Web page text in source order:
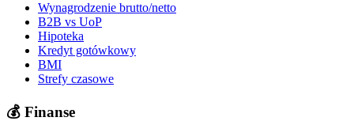
Wynagrodzenie brutto/netto
B2B vs UoP
Hipoteka
Kredyt gotówkowy
BMI
Strefy czasowe
💰 Finanse